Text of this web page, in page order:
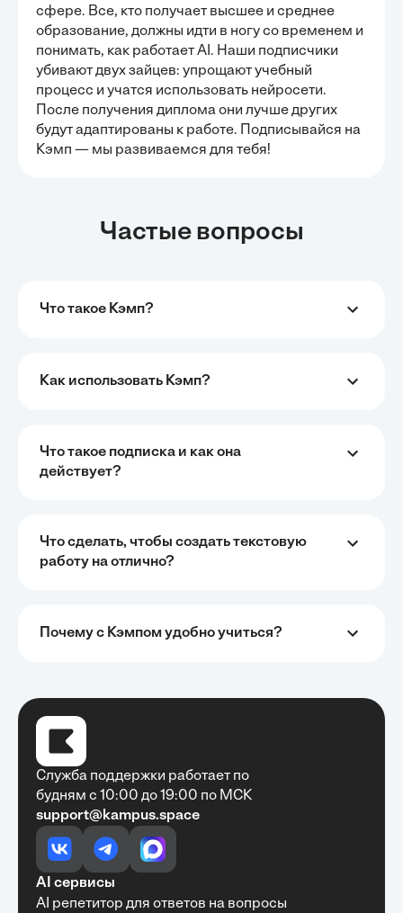
сфере. Все, кто получает высшее и среднее
образование, должны идти в ногу со временем и
понимать, как работает AI. Наши подписчики
убивают двух зайцев: упрощают учебный
процесс и учатся использовать нейросети.
После получения диплома они лучше других
будут адаптированы к работе. Подписывайся на
Кэмп — мы развиваемся для тебя!
Частые вопросы
Что такое Кэмп?
Как использовать Кэмп?
Что такое подписка и как она
действует?
Что сделать, чтобы создать текстовую
работу на отлично?
Почему с Кэмпом удобно учиться?
Служба поддержки работает по
будням с 10:00 до 19:00 по МСК
support@kampus.space
AI сервисы
AI репетитор для ответов на вопросы